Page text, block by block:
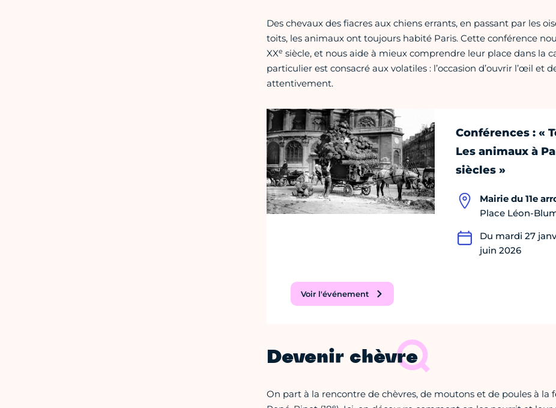
Des chevaux des fiacres aux chiens errants, en passant par les
toits, les animaux ont toujours habité Paris. Cette conférence
XXe siècle, et nous aide à mieux comprendre leur place dans la
particulier est consacré aux volatiles : l’occasion d’ouvrir l’œil et
attentivement.
Conférences : «
Les animaux à
siècles »
Mairie du 11e
Place Léon-
Du mardi 27
juin 2026
Voir l'événement
Devenir chèvre
On part à la rencontre de chèvres, de moutons et de poules à la